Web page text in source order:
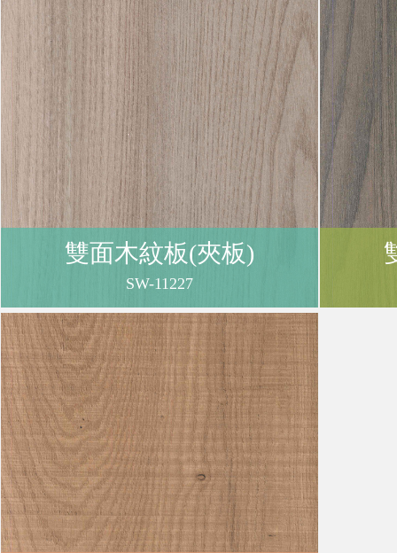
購
物
車
登
入
/
註
冊
免
責
雙面木紋板(夾板)
SW-11227